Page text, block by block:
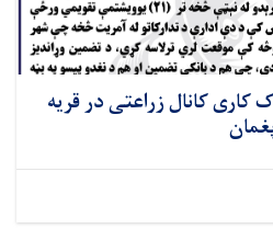
کاری کانال زراعتی در قریه